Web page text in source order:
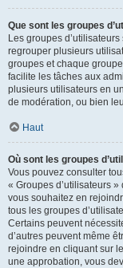
Que sont les groupes
Les groupes
regrouper plusieurs
groupes et chaque
facilite les tâches aux
plusieurs utilisateurs en
de modération, ou bien
Haut
Où sont les groupes
Vous pouvez consulter
« Groupes d’utilisateurs
vous souhaitez en
tous les groupes
Certains peuvent
d’autres peuvent même
rejoindre en cliquant sur
une approbation, vous